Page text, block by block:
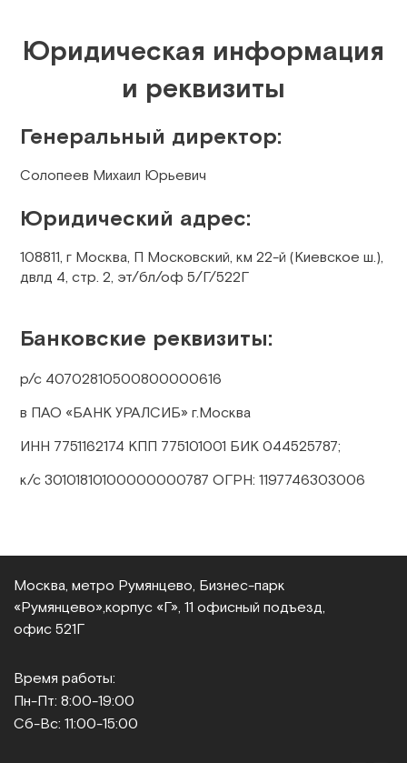
Юридическая информация
и реквизиты
Генеральный директор:
Солопеев Михаил Юрьевич
Юридический адрес:
108811, г Москва, П Московский, км 22-й (Киевское ш.),
двлд 4, стр. 2, эт/бл/оф 5/Г/522Г
Банковские реквизиты:
р/с 40702810500800000616
в ПАО «БАНК УРАЛСИБ» г.Москва
ИНН 7751162174 КПП 775101001 БИК 044525787;
к/с 30101810100000000787 ОГРН: 1197746303006
Москва, метро Румянцево, Бизнес‑парк
«Румянцево», корпус «Г», 11 офисный подъезд,
офис 521Г
Время работы:
Пн-Пт: 8:00-19:00
Сб-Вс: 11:00-15:00